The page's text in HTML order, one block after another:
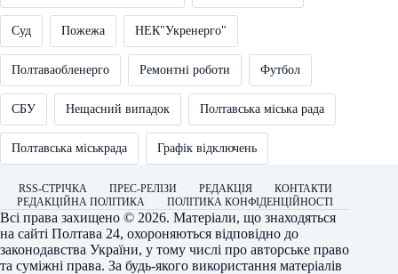
Суд Пожежа НЕК"Укренерго"
Полтаваобленерго Ремонтні роботи Футбол
СБУ Нещасний випадок Полтавська міська рада
Полтавська міськрада Графік відключень
RSS-СТРІЧКА ПРЕС-РЕЛІЗИ РЕДАКЦІЯ
КОНТАКТИ
РЕДАКЦІЙНА ПОЛІТИКА
ПОЛІТИКА КОНФІДЕНЦІЙНОСТІ
Всі права захищено © 2026. Матеріали, що знаходяться
на сайті Полтава 24, охороняються відповідно до
законодавства України, у тому числі про авторське право
та суміжні права. За будь-якого використання матеріалів